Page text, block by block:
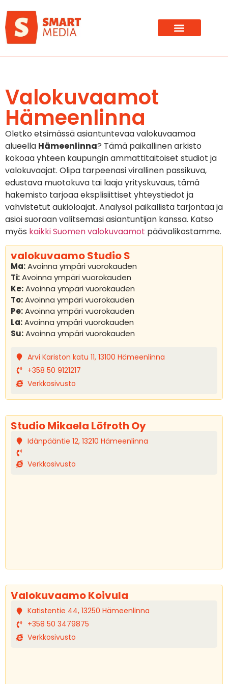
Valokuvaamot
Hämeenlinna
Oletko etsimässä asiantuntevaa valokuvaamoa
alueella Hämeenlinna? Tämä paikallinen arkisto
kokoaa yhteen kaupungin ammattitaitoiset studiot ja
valokuvaajat. Olipa tarpeenasi virallinen passikuva,
edustava muotokuva tai laaja yrityskuvaus, tämä
hakemisto tarjoaa eksplisiittiset yhteystiedot ja
vahvistetut aukioloajat. Analysoi paikallista tarjontaa ja
asioi suoraan valitsemasi asiantuntijan kanssa. Katso
myös kaikki Suomen valokuvaamot päävalikostamme.
valokuvaamo Studio S
Ma:Avoinna ympäri vuorokauden
Ti:Avoinna ympäri vuorokauden
Ke:Avoinna ympäri vuorokauden
To:Avoinna ympäri vuorokauden
Pe:Avoinna ympäri vuorokauden
La:Avoinna ympäri vuorokauden
Su:Avoinna ympäri vuorokauden
Arvi Kariston katu 11, 13100 Hämeenlinna
+358 50 9121217
Verkkosivusto
Studio Mikaela Löfroth Oy
Idänpääntie 12, 13210 Hämeenlinna
Verkkosivusto
Valokuvaamo Koivula
Katistentie 44, 13250 Hämeenlinna
+358 50 3479875
Verkkosivusto